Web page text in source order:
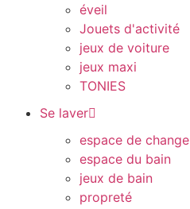
éveil
Jouets d'activité
jeux de voiture
jeux maxi
TONIES
Se laver
espace de change
espace du bain
jeux de bain
propreté